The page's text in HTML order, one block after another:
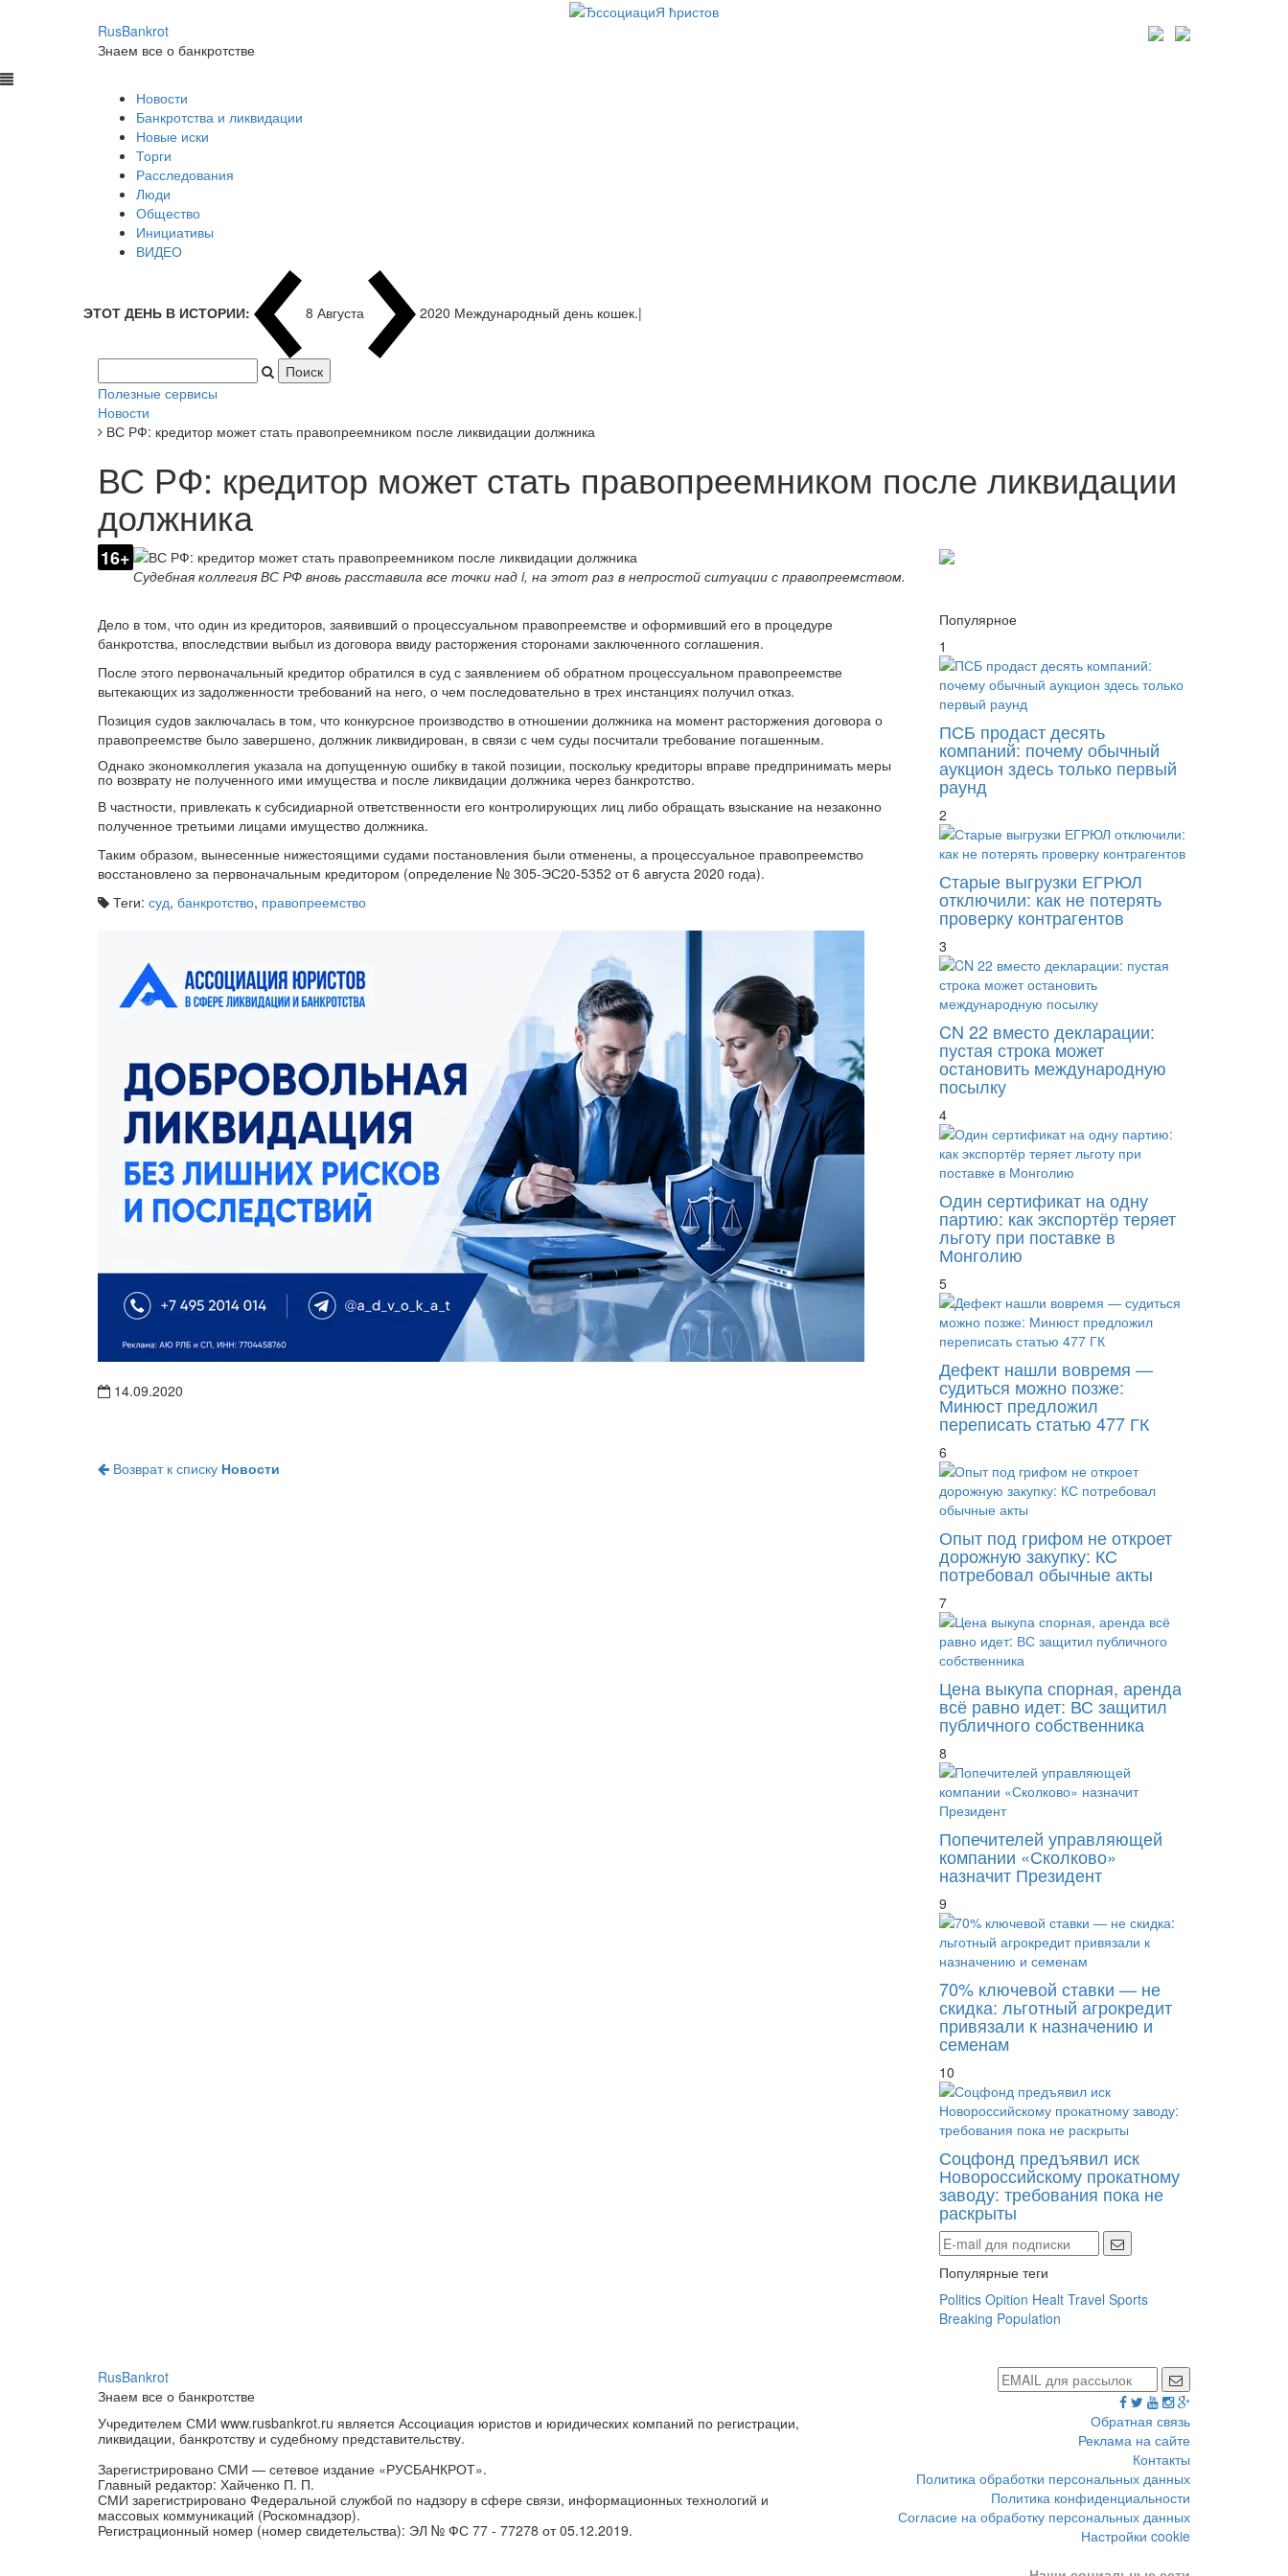
RusBankrot
Знаем все о банкротстве
Новости
Банкротства и ликвидации
Новые иски
Торги
Расследования
Люди
Общество
Инициативы
ВИДЕО
ЭТОТ ДЕНЬ В ИСТОРИИ: 8 Августа 2020 Международ|
Полезные сервисы
Новости
ВС РФ: кредитор может стать правопреемником после ликвидации должника
ВС РФ: кредитор может стать правопреемником после ликвидации
должника
16+
Судебная коллегия ВС РФ вновь расставила все точки над i, на этот раз в непростой ситуации с правопреемством.
Дело в том, что один из кредиторов, заявивший о процессуальном правопреемстве и оформивший его в процедуре
банкротства, впоследствии выбыл из договора ввиду расторжения сторонами заключенного соглашения.
После этого первоначальный кредитор обратился в суд с заявлением об обратном процессуальном правопреемстве
вытекающих из задолженности требований на него, о чем последовательно в трех инстанциях получил отказ.
Позиция судов заключалась в том, что конкурсное производство в отношении должника на момент расторжения договора о
правопреемстве было завершено, должник ликвидирован, в связи с чем суды посчитали требование погашенным.
Однако экономколлегия указала на допущенную ошибку в такой позиции, поскольку кредиторы вправе предпринимать меры
по возврату не полученного ими имущества и после ликвидации должника через банкротство.
В частности, привлекать к субсидиарной ответственности его контролирующих лиц либо обращать взыскание на незаконно
полученное третьими лицами имущество должника.
Таким образом, вынесенные нижестоящими судами постановления были отменены, а процессуальное правопреемство
восстановлено за первоначальным кредитором (определение № 305-ЭС20-5352 от 6 августа 2020 года).
Теги: суд, банкротство, правопреемство
14.09.2020
Возврат к списку Новости
Популярное
1
ПСБ продаст десять
компаний: почему обычный
аукцион здесь только первый
раунд
2
Старые выгрузки ЕГРЮЛ
отключили: как не потерять
проверку контрагентов
3
CN 22 вместо декларации:
пустая строка может
остановить международную
посылку
4
Один сертификат на одну
партию: как экспортёр теряет
льготу при поставке в
Монголию
5
Дефект нашли вовремя —
судиться можно позже:
Минюст предложил
переписать статью 477 ГК
6
Опыт под грифом не откроет
дорожную закупку: КС
потребовал обычные акты
7
Цена выкупа спорная, аренда
всё равно идет: ВС защитил
публичного собственника
8
Попечителей управляющей
компании «Сколково»
назначит Президент
9
70% ключевой ставки — не
скидка: льготный агрокредит
привязали к назначению и
семенам
10
Соцфонд предъявил иск
Новороссийскому прокатному
заводу: требования пока не
раскрыты
Популярные теги
Politics Opition Healt Travel Sports
Breaking Population
RusBankrot
Знаем все о банкротстве
Учредителем СМИ www.rusbankrot.ru является Ассоциация юристов и юридических компаний по регистрации,
ликвидации, банкротству и судебному представительству.
Зарегистрировано СМИ — сетевое издание «РУСБАНКРОТ».
Главный редактор: Хайченко П. П.
СМИ зарегистрировано Федеральной службой по надзору в сфере связи, информационных технологий и
массовых коммуникаций (Роскомнадзор).
Регистрационный номер (номер свидетельства): ЭЛ № ФС 77 - 77278 от 05.12.2019.
Обратная связь
Реклама на сайте
Контакты
Политика обработки персональных данных
Политика конфиденциальности
Согласие на обработку персональных данных
Настройки cookie